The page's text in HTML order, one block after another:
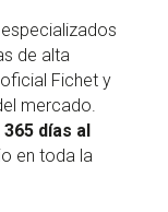
de alta
Fichet y
mercado.
días al
en toda la